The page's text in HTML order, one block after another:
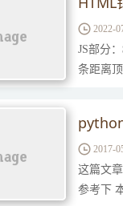
2022-
JS部分
条距离
2017-
这篇文
参考下